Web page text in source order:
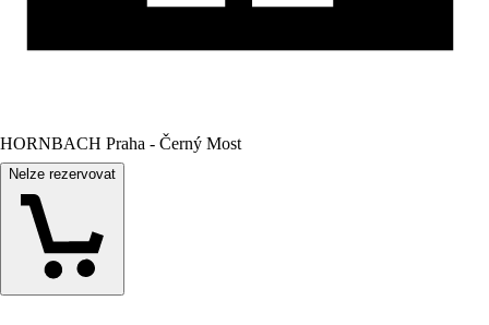
HORNBACH Praha - Černý Most
Nelze rezervovat